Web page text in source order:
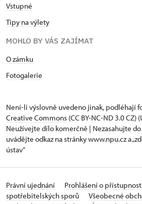
Vstupné
Tipy na výlety
MOHLO BY VÁS ZAJÍMAT
O zámku
Fotogalerie
Není-li výslovně uvedeno jinak, podléhají
Creative Commons (CC BY-NC-ND 3.0 CZ)
Neužívejte dílo komerčně | Nezasahujte
uvádějte odkaz na stránky www.npu.cz a
ústav“
Právní ujednání Prohlášení o
spotřebitelských sporů
Všeobecné